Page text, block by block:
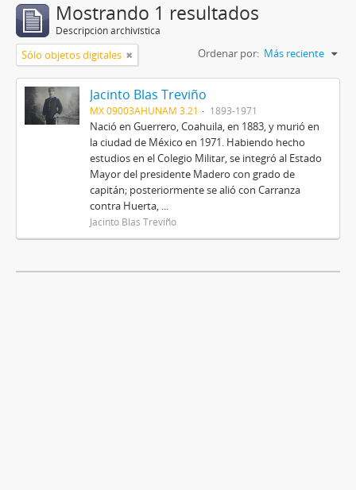
Mostrando 1 resultados
Descripción archivística
Sólo objetos digitales Ordenar por: Más reciente
Jacinto Blas Treviño
MX 09003AHUNAM 3.21 1893-1971
Nació en Guerrero, Coahuila, en 1883, y murió en
la ciudad de México en 1971. Habiendo hecho
estudios en el Colegio Militar, se integró al Estado
Mayor del presidente Madero con grado de
capitán; posteriormente se alió con Carranza
contra Huerta, ...
Jacinto Blas Treviño